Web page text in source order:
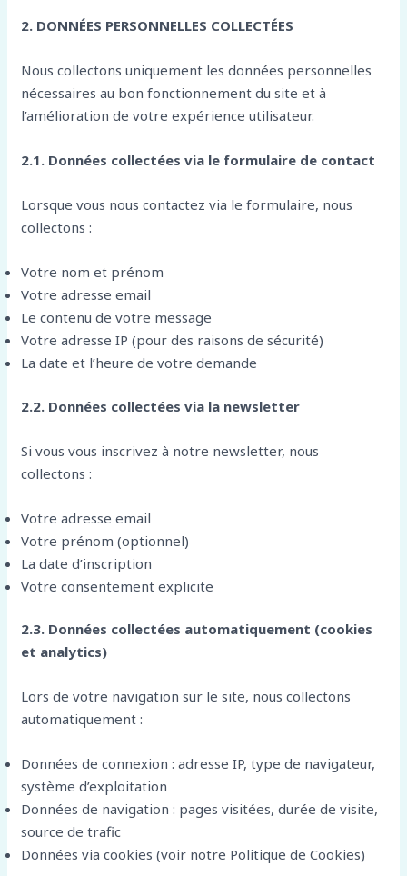
2. DONNÉES PERSONNELLES COLLECTÉES
Nous collectons uniquement les données personnelles
nécessaires au bon fonctionnement du site et à
l’amélioration de votre expérience utilisateur.
2.1. Données collectées via le formulaire de contact
Lorsque vous nous contactez via le formulaire, nous
collectons :
Votre nom et prénom
Votre adresse email
Le contenu de votre message
Votre adresse IP (pour des raisons de sécurité)
La date et l’heure de votre demande
2.2. Données collectées via la newsletter
Si vous vous inscrivez à notre newsletter, nous
collectons :
Votre adresse email
Votre prénom (optionnel)
La date d’inscription
Votre consentement explicite
2.3. Données collectées automatiquement (cookies
et analytics)
Lors de votre navigation sur le site, nous collectons
automatiquement :
Données de connexion : adresse IP, type de navigateur,
système d’exploitation
Données de navigation : pages visitées, durée de visite,
source de trafic
Données via cookies (voir notre Politique de Cookies)